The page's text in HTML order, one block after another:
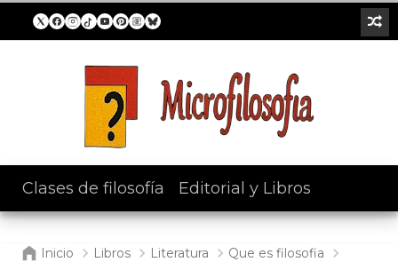
Clases de filosofía Editorial y Libros
Inicio Libros Literatura
Que es filosofia